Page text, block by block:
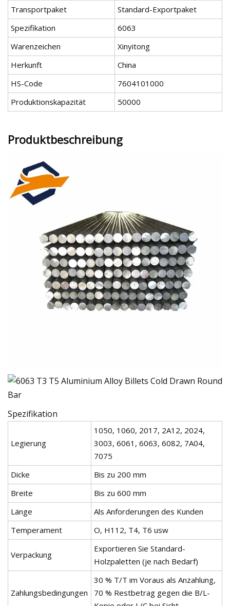
Transportpaket
Standard-Exportpaket
Spezifikation
6063
Warenzeichen
Xinyitong
Herkunft
China
HS-Code
7604101000
Produktionskapazität
50000
Produktbeschreibung
Spezifikation
Legierung
1050, 1060, 2017, 2A12, 2024,
3003, 6061, 6063, 6082, 7A04,
7075
Dicke
Bis zu 200 mm
Breite
Bis zu 600 mm
Länge
Als Anforderungen des Kunden
Temperament
O, H112, T4, T6 usw
Verpackung
Exportieren Sie Standard-
Holzpaletten (je nach Bedarf)
Zahlungsbedingungen
30 % T/T im Voraus als Anzahlung,
70 % Restbetrag gegen die B/L-